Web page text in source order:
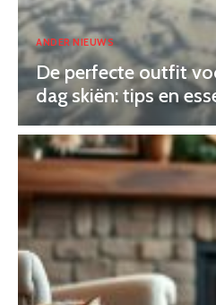
ANDER NIEUWS
De perfecte outfit
dag skiën: tips en